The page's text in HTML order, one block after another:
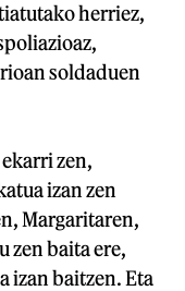
herriez,
soldaduen
zen,
izan zen
Margaritaren,
zen baita ere,
izan baitzen. Eta